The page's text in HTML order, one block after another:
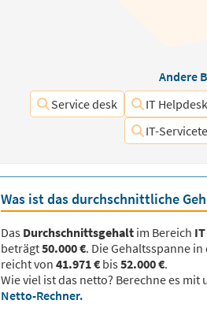
Andere
Service desk
IT Helpdesk
IT-
Was ist das durchschnittliche
Das Durchschnittsgehaltim Bereich
beträgt50.000 €. Die Gehaltsspanne
reicht von 41.971 €bis52.000 €.
Wie viel ist das netto? Berechne es mit
Netto-Rechner.